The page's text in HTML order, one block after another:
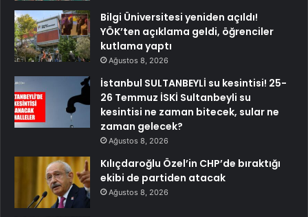
Bilgi Üniversitesi yeniden açıldı!
YÖK’ten açıklama geldi, öğrenciler
kutlama yaptı
Ağustos 8, 2026
İstanbul SULTANBEYLİ su kesintisi! 25-
26 Temmuz İSKİ Sultanbeyli su
kesintisi ne zaman bitecek, sular ne
zaman gelecek?
Ağustos 8, 2026
Kılıçdaroğlu Özel’in CHP’de bıraktığı
ekibi de partiden atacak
Ağustos 8, 2026